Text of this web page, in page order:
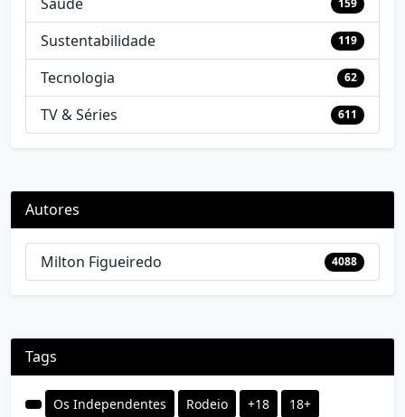
Saúde 159
Sustentabilidade 119
Tecnologia 62
TV & Séries 611
Autores
Milton Figueiredo 4088
Tags
Os Independentes Rodeio +18 18+